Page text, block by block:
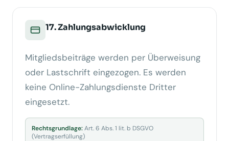
17. Zahlungsabwicklung
Mitgliedsbeiträge werden per Überweisung
oder Lastschrift eingezogen. Es werden
keine Online-Zahlungsdienste Dritter
eingesetzt.
Rechtsgrundlage:Art. 6 Abs. 1 lit. b DSGVO
(Vertragserfüllung)